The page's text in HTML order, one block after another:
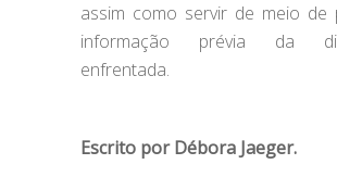
assim como servir de meio de
informação prévia da
enfrentada.
Escrito por Débora Jaeger.